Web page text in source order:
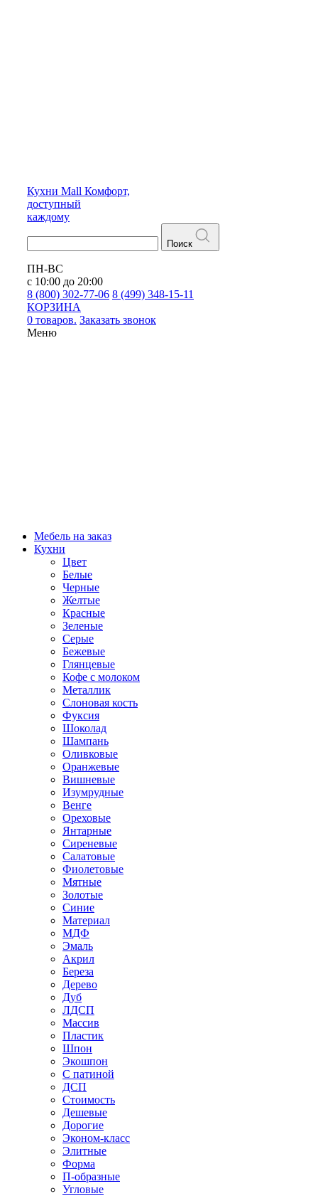
Кухни Mall Комфорт,
доступный
каждому
Поиск
ПН-ВС
с 10:00 до 20:00
8 (800) 302-77-06 8 (499) 348-15-11
КОРЗИНА
0 товаров. Заказать звонок
Меню
Мебель на заказ
Кухни
Цвет
Белые
Черные
Желтые
Красные
Зеленые
Серые
Бежевые
Глянцевые
Кофе с молоком
Металлик
Слоновая кость
Фуксия
Шоколад
Шампань
Оливковые
Оранжевые
Вишневые
Изумрудные
Венге
Ореховые
Янтарные
Сиреневые
Салатовые
Фиолетовые
Мятные
Золотые
Синие
Материал
МДФ
Эмаль
Акрил
Береза
Дерево
Дуб
ЛДСП
Массив
Пластик
Шпон
Экошпон
С патиной
ДСП
Стоимость
Дешевые
Дорогие
Эконом-класс
Элитные
Форма
П-образные
Угловые